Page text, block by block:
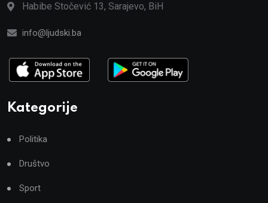
Habibe Stočević 13, Sarajevo, BiH
info@ljudski.ba
Kategorije
Politika
Društvo
Sport